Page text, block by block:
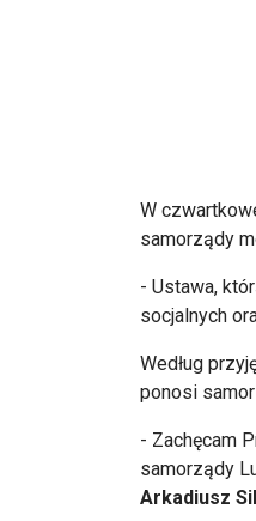
W
samorządy
- Ustawa, któr
socjalnych
Według
ponosi
- Zachęcam
samorządy
Arkadiusz